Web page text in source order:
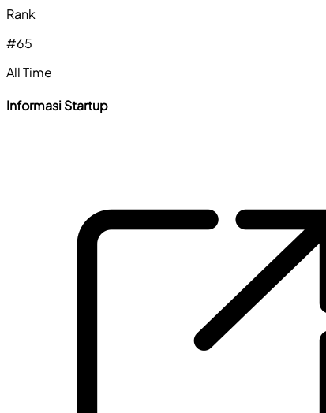
Rank
#65
All Time
Informasi Startup